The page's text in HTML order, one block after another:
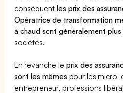
conséquentles prix des
Opératrice de transformation
à chaud sont généralement plus
sociétés.
En revanche leprix des
sont les mêmes pour les
entrepreneur, professions